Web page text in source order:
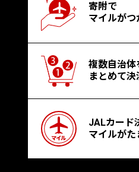
寄附で
マイルがつ
複数自治体
まとめて決
JALカード
マイルがた